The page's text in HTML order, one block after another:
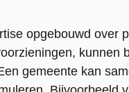
opgebouwd over
kunnen
gemeente kan